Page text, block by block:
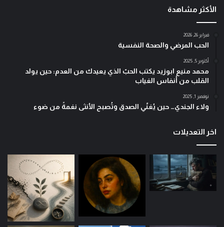
الأكثر مشاهدة
فبراير 26, 2026
الحب المرضي والصحة النفسية
أكتوبر 5, 2025
محمد منيع ابوزيد يكتب الحبّ الذي يعيدك من العدم: حين يولد
القلب من أنفاس الغياب
نوفمبر 1, 2025
ولاء الجندي… حين يُغنّي الصدق وتُصبح الأنثى نغمةً من ضوء
اخر التعديلات